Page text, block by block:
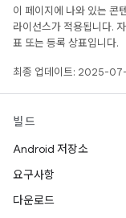
이 페이지에 나와 있는 콘
라이선스가 적용됩니다.
표 또는 등록 상표입니다.
최종 업데이트: 2025-
빌드
Android 저장소
요구사항
다운로드